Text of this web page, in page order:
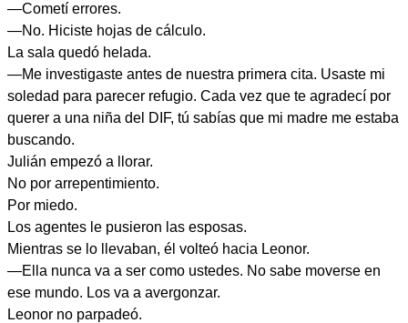
—Cometí errores.
—No. Hiciste hojas de cálculo.
La sala quedó helada.
—Me investigaste antes de nuestra primera cita. Usaste mi
soledad para parecer refugio. Cada vez que te agradecí por
querer a una niña del DIF, tú sabías que mi madre me estaba
buscando.
Julián empezó a llorar.
No por arrepentimiento.
Por miedo.
Los agentes le pusieron las esposas.
Mientras se lo llevaban, él volteó hacia Leonor.
—Ella nunca va a ser como ustedes. No sabe moverse en
ese mundo. Los va a avergonzar.
Leonor no parpadeó.